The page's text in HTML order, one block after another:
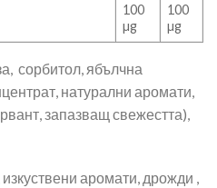
100
µg
100
µg
сорбитол, ябълчна
натурални аромати,
запазващ свежестта),
аромати, дрожди ,